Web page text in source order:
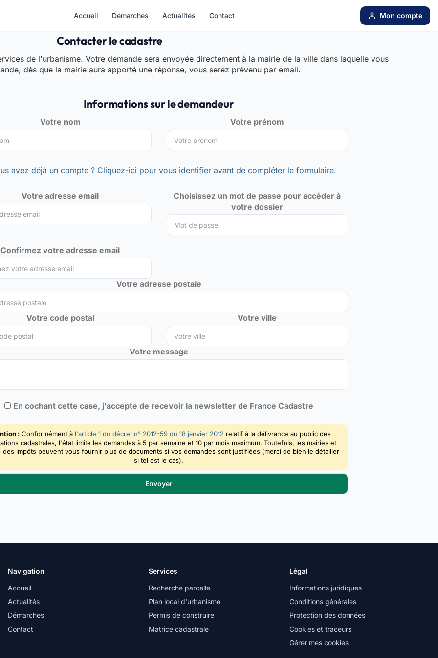
Accueil Démarches Actualités Contact Mon compte
Contacter le cadastre
de l'urbanisme. Votre demande sera envoyée directement à la mairie de la ville dans laquelle vous
dès que la mairie aura apporté une réponse, vous serez prévenu par email.
Informations sur le demandeur
Votre nom Votre prénom
avez déjà un compte ? Cliquez-ici pour vous identifier avant de compléter le formulaire.
Votre adresse email
Choisissez un mot de passe pour accéder à
votre dossier
Confirmez votre adresse email
Votre adresse postale
Votre code postal Votre ville
Votre message
En cochant cette case, j'accepte de recevoir la newsletter de France Cadastre
: Conformément à l'article 1 du décret n° 2012-59 du 18 janvier 2012 relatif à la délivrance au public des
cadastrales, l'état limite les demandes à 5 par semaine et 10 par mois maximum. Toutefois, les mairies et
des impôts peuvent vous fournir plus de documents si vos demandes sont justifiées (merci de bien le détailler
si tel est le cas).
Navigation
Accueil
Actualités
Démarches
Contact
Services
Recherche parcelle
Plan local d'urbanisme
Permis de construire
Matrice cadastrale
Légal
Informations juridiques
Conditions générales
Protection des données
Cookies et traceurs
Gérer mes cookies